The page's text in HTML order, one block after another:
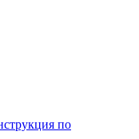
по